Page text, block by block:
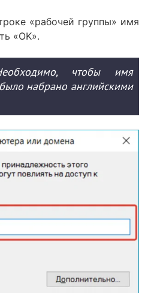
«рабочей группы» имя
«OK».
чтобы имя
набрано английскими